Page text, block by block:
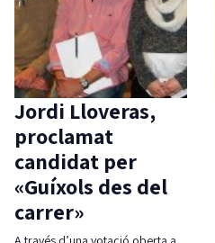
Jordi Lloveras,
proclamat
candidat per
«Guíxols des del
carrer»